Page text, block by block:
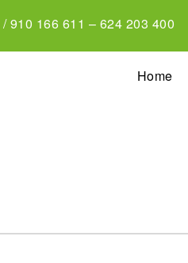
/910 166 611 – 624 203 400
Home